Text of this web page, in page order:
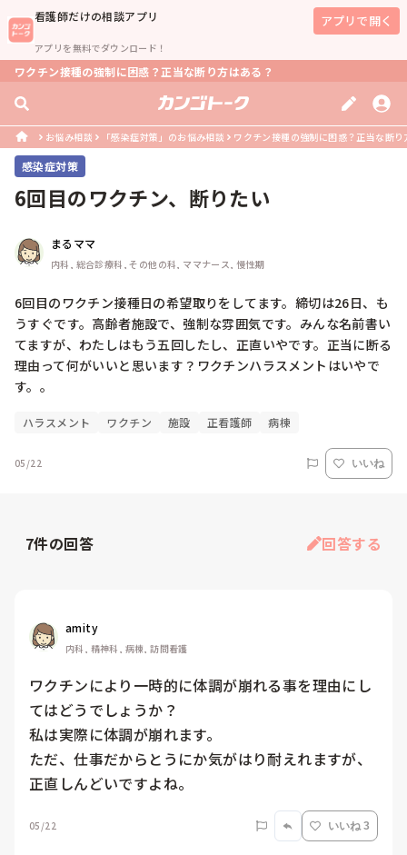
看護師だけの相談アプリ
アプリを無料でダウンロード！
アプリで開く
ワクチン接種の強制に困惑？正当な断り方はある？
お悩み相談 「感染症対策」のお悩み相談 ワクチン接種の強制に困惑？正当な断り
感染症対策
6回目のワクチン、断りたい
まるママ
内科, 総合診療科, その他の科, ママナース, 慢性期
6回目のワクチン接種日の希望取りをしてます。締切は26日、も
うすぐです。高齢者施設で、強制な雰囲気です。みんな名前書い
てますが、わたしはもう五回したし、正直いやです。正当に断る
理由って何がいいと思います？ワクチンハラスメントはいやで
す。。
ハラスメント ワクチン 施設 正看護師 病棟
05/22 いいね
7件の回答 回答する
amity
内科, 精神科, 病棟, 訪問看護
ワクチンにより一時的に体調が崩れる事を理由にし
てはどうでしょうか？
私は実際に体調が崩れます。
ただ、仕事だからとうにか気がはり耐えれますが、
正直しんどいですよね。
05/22 いいね 3